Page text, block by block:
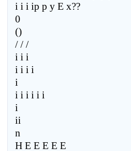
i i i ip p y E x??
0
()
/ / /
i i i
i i i i
i
i i i i i i
i
ii
n
H E E E E E